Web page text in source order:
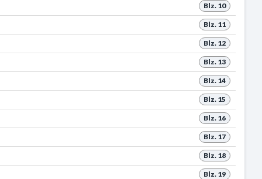
Blz. 10
Blz. 11
Blz. 12
Blz. 13
Blz. 14
Blz. 15
Blz. 16
Blz. 17
Blz. 18
Blz. 19